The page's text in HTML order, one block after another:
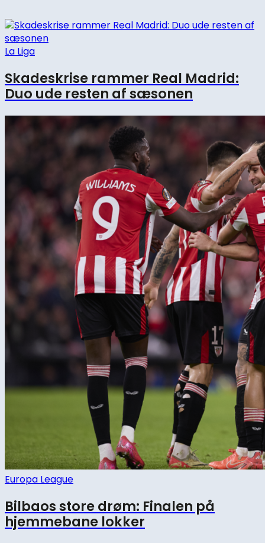
La Liga
Skadeskrise rammer Real Madrid:
Duo ude resten af sæsonen
Europa League
Bilbaos store drøm: Finalen på
hjemmebane lokker